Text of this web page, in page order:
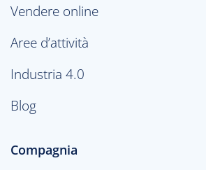
Vendere online
Aree d’attività
Industria 4.0
Blog
Compagnia